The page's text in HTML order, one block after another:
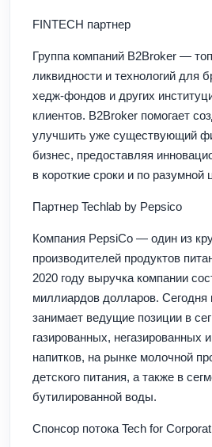
FINTECH партнер
Группа компаний B2Broker —
ликвидности и технологий для
хедж-фондов и других
клиентов. B2Broker помогает
улучшить уже существующий
бизнес, предоставляя
в короткие сроки и по разумной
Партнер Techlab by Pepsico
Компания PepsiCo — один из
производителей продуктов
2020 году выручка компании
миллиардов долларов. Сегодня
занимает ведущие позиции в
газированных, негазированных
напитков, на рынке молочной
детского питания, а также в
бутилированной воды.
Спонсор потока Tech for